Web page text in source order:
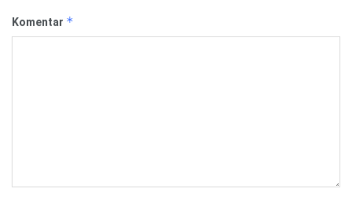
Komentar *